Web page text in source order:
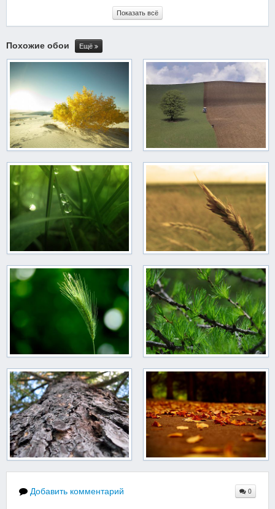
Показать всё
Похожие обои Ещё
Добавить комментарий 0